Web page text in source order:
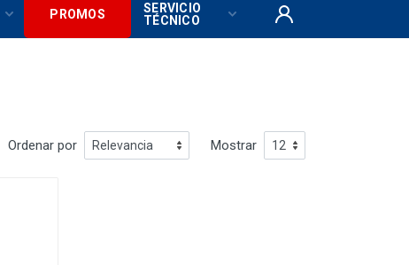
PROMOS
SERVICIO
TÉCNICO
Ordenar por Mostrar